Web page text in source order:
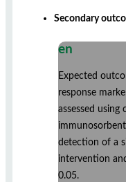
Secondary
en
Expected
response
assessed using
detection of a
intervention
0.05.